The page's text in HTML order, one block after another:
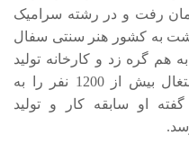
رفت و در رشته سرامیک
به کشور هنر سنتی سفال
هم گره زد و کارخانه تولید
چینی زرین را احداث و زمینه اشتغال بیش از 1200 نفر را به
او سابقه کار و تولید